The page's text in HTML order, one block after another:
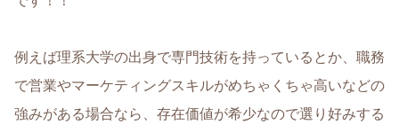
例えば理系大学の出身で専門技術を持っているとか、職務
で営業やマーケティングスキルがめちゃくちゃ高いなどの
強みがある場合なら、存在価値が希少なので選り好みする